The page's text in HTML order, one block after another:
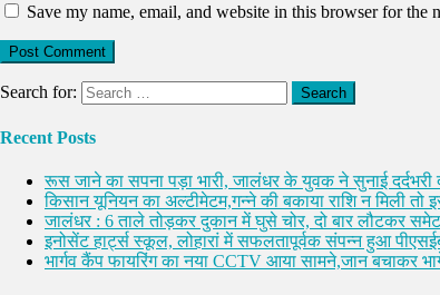
Save my name, email, and website in this browser for the
Search for:
Recent Posts
रूस जाने का सपना पड़ा भारी, जालंधर के युवक ने सुनाई दर्दभरी
किसान यूनियन का अल्टीमेटम,गन्ने की बकाया राशि न मिली तो
जालंधर : 6 ताले तोड़कर दुकान में घुसे चोर, दो बार लौटकर
इनोसेंट हार्ट्स स्कूल, लोहारां में सफलतापूर्वक संपन्न हुआ
भार्गव कैंप फायरिंग का नया CCTV आया सामने,जान बचाकर